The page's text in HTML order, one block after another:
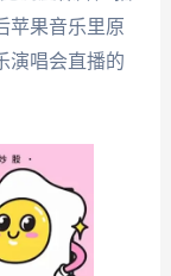
苹果音乐里原
演唱会直播的